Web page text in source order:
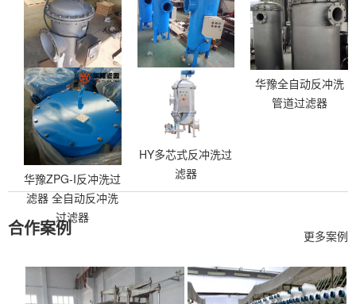
华豫自清洗过滤器
ZLA300-00A 不锈
钢反冲洗
华豫刷式自清洗过
滤器 全自动自清洗
水过滤器
华豫全自动反冲洗
管道过滤器
华豫ZPG-I反冲洗过
滤器 全自动反冲洗
过滤器
HY多芯式反冲洗过
滤器
更多案例
合作案例